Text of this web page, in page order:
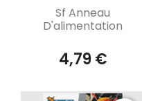
Aperçu rapide
Sf Anneau
D'alimentation
4,79 €